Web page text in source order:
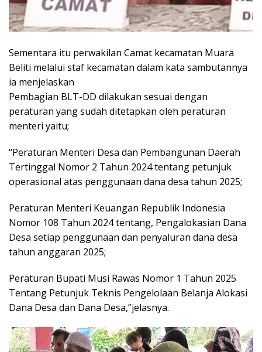
Sementara itu perwakilan Camat kecamatan Muara
Beliti melalui staf kecamatan dalam kata sambutannya
ia menjelaskan
Pembagian BLT-DD dilakukan sesuai dengan
peraturan yang sudah ditetapkan oleh peraturan
menteri yaitu;
“Peraturan Menteri Desa dan Pembangunan Daerah
Tertinggal Nomor 2 Tahun 2024 tentang petunjuk
operasional atas penggunaan dana desa tahun 2025;
Peraturan Menteri Keuangan Republik Indonesia
Nomor 108 Tahun 2024 tentang, Pengalokasian Dana
Desa setiap penggunaan dan penyaluran dana desa
tahun anggaran 2025;
Peraturan Bupati Musi Rawas Nomor 1 Tahun 2025
Tentang Petunjuk Teknis Pengelolaan Belanja Alokasi
Dana Desa dan Dana Desa,”jelasnya.